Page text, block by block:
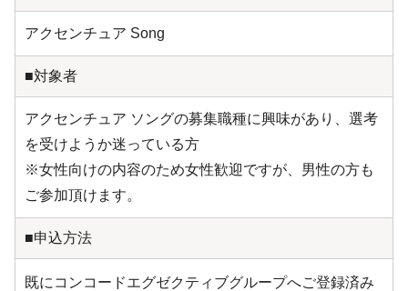
アクセンチュア Song
■対象者
アクセンチュア ソングの募集職種に興味があり、選考
を受けようか迷っている方
※女性向けの内容のため女性歓迎ですが、男性の方も
ご参加頂けます。
■申込方法
既にコンコードエグゼクティブグループへご登録済み